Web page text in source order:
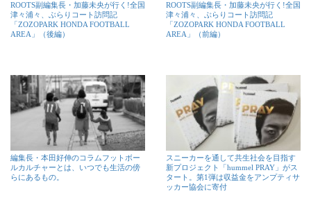
ROOTS副編集長・加藤未央が行く!全国
津々浦々、ぶらりコート訪問記
「ZOZOPARK HONDA FOOTBALL
AREA」（後編）
ROOTS副編集長・加藤未央が行く!全国
津々浦々、ぶらりコート訪問記
「ZOZOPARK HONDA FOOTBALL
AREA」（前編）
編集長・本田好伸のコラムフットボー
ルカルチャーとは、いつでも生活の傍
らにあるもの。
スニーカーを通して共生社会を目指す
新プロジェクト「hummel PRAY」がス
タート。第1弾は収益金をアンプティサ
ッカー協会に寄付